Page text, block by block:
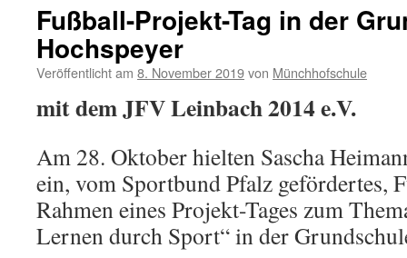
Fußball-Projekt-Tag in der
Hochspeyer
Veröffentlicht am 8. November 2019von Münchhofschule
mit dem JFV Leinbach 2014 e.V.
Am 28. Oktober hielten Sascha
ein, vom Sportbund Pfalz gefördertes,
Rahmen eines Projekt-Tages zum
Lernen durch Sport“ in der